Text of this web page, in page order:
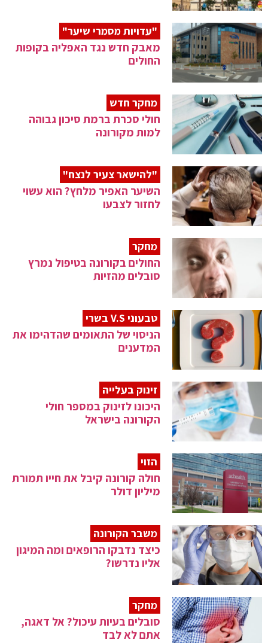
"עדויות מסמרי שיער"
מאבק חדש נגד האפליה בקופות
החולים
מחקר חדש
חולי סכרת ברמת סיכון גבוהה
למות מקורונה
"להישאר צעיר לנצח"
השיער האפיר מלחץ? הוא עשוי
לחזור לצבעו
מחקר
החולים בקורונה בטיפול נמרץ
סובלים מהזיות
טבעוני V.S בשרי
הניסוי של התאומים שהדהימו את
המדענים
זינוק בעלייה
היכונו לזינוק במספר חולי
הקורונה בישראל
הזוי
חולה קורונה קיבל את חייו תמורת
מיליון דולר
משבר הקורונה
כיצד נדבקו הרופאים ומה המיגון
אליו נדרשו?
מחקר
סובלים בעיות עיכול? אל דאגה,
אתם לא לבד